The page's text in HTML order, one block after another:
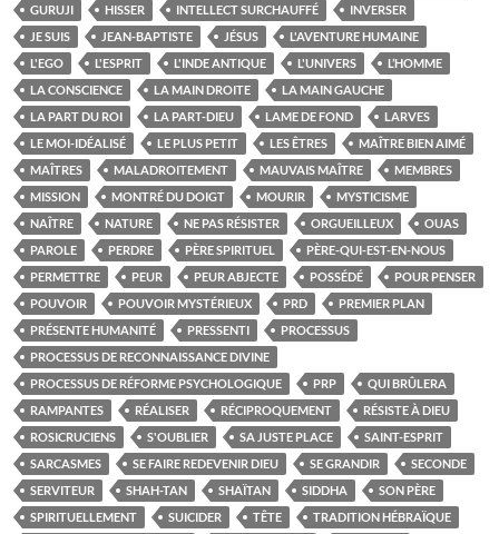
GURUJI
HISSER INTELLECT SURCHAUFFÉ
INVERSER
JE SUIS
JEAN-BAPTISTE JÉSUS
L'AVENTURE HUMAINE
L'EGO
L'ESPRIT L'INDE ANTIQUE L'UNIVERS
L’HOMME
LA CONSCIENCE
LA MAIN DROITE
LA MAIN GAUCHE
LA PART DU ROI
LA PART-DIEU LAME DE FOND
LARVES
LE MOI-IDÉALISÉ
LE PLUS PETIT LES ÊTRES
MAÎTRE BIEN AIMÉ
MAÎTRES
MALADROITEMENT MAUVAIS MAÎTRE
MEMBRES
MISSION
MONTRÉ DU DOIGT MOURIR
MYSTICISME
NAÎTRE
NATURE NE PAS RÉSISTER ORGUEILLEUX
OUAS
PAROLE
PERDRE PÈRE SPIRITUEL
PÈRE-QUI-EST-EN-NOUS
PERMETTRE
PEUR PEUR ABJECTE POSSÉDÉ
POUR PENSER
POUVOIR
POUVOIR MYSTÉRIEUX PRD
PREMIER PLAN
PRÉSENTE HUMANITÉ
PRESSENTI
PROCESSUS
PROCESSUS DE RECONNAISSANCE DIVINE
PROCESSUS DE RÉFORME PSYCHOLOGIQUE
PRP
QUI BRÛLERA
RAMPANTES
RÉALISER RÉCIPROQUEMENT
RÉSISTE À DIEU
ROSICRUCIENS
S'OUBLIER SA JUSTE PLACE
SAINT-ESPRIT
SARCASMES
SE FAIRE REDEVENIR DIEU SE GRANDIR
SECONDE
SERVITEUR
SHAH-TAN SHAÏTAN SIDDHA
SON PÈRE
SPIRITUELLEMENT
SUICIDER TÊTE
TRADITION HÉBRAÏQUE